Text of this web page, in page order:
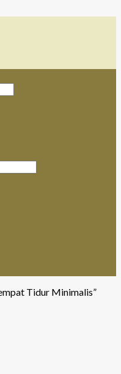
Tidur Minimalis”